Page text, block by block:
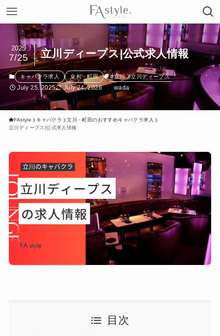
立川ディープス|公式求人情報
2025
7/25
キャバクラ求人 立川・町田 #立川 #立川ディープス
July 25, 2025 July 24, 2026 wada
FAstyle キャバクラ
立川・町田のおすすめキャバクラ求人
立川ディープス|公式求人情報
目次